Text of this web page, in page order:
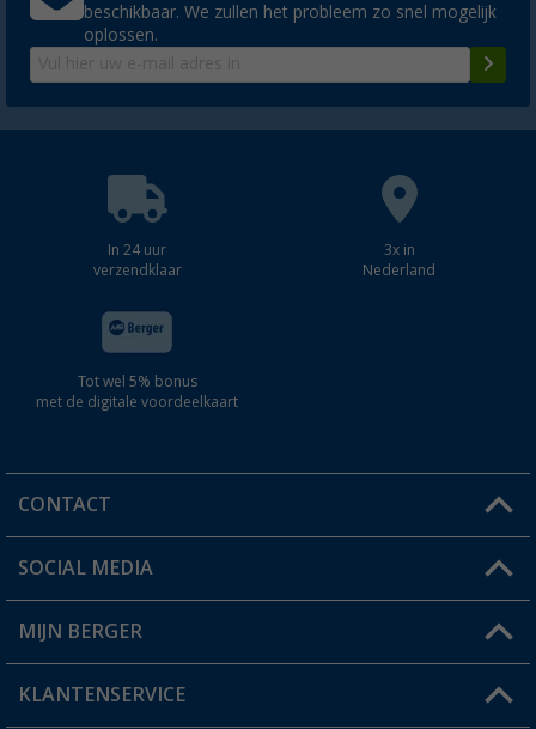
beschikbaar. We zullen het probleem zo snel mogelijk
oplossen.
In 24 uur
verzendklaar
3x in
Nederland
Tot wel 5% bonus
met de digitale voordeelkaart
CONTACT
Een vraag?
Winkel vinden
SOCIAL MEDIA
MIJN BERGER
Mijn account
KLANTENSERVICE